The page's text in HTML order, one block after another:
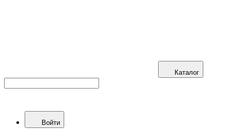
Каталог
Войти